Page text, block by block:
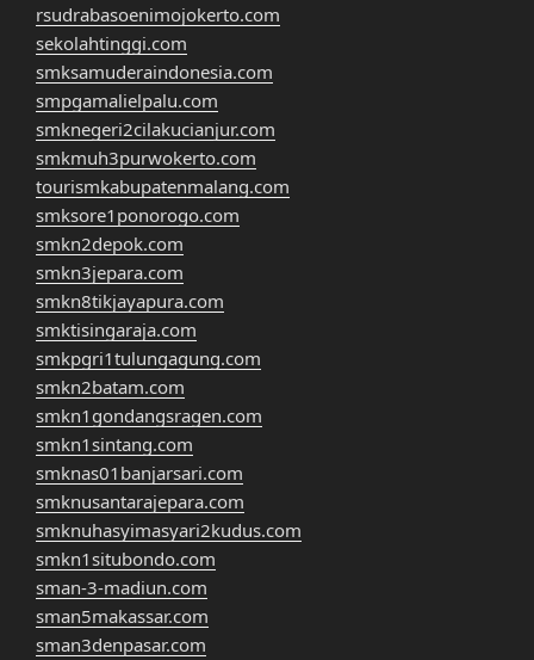
rsudrabasoenimojokerto.com
sekolahtinggi.com
smksamuderaindonesia.com
smpgamalielpalu.com
smknegeri2cilakucianjur.com
smkmuh3purwokerto.com
tourismkabupatenmalang.com
smksore1ponorogo.com
smkn2depok.com
smkn3jepara.com
smkn8tikjayapura.com
smktisingaraja.com
smkpgri1tulungagung.com
smkn2batam.com
smkn1gondangsragen.com
smkn1sintang.com
smknas01banjarsari.com
smknusantarajepara.com
smknuhasyimasyari2kudus.com
smkn1situbondo.com
sman-3-madiun.com
sman5makassar.com
sman3denpasar.com